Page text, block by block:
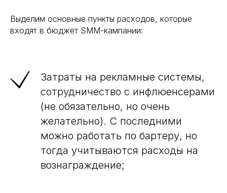
Выделим основные пункты расходов, которые
входят в бюджет SMM-кампании:
Затраты на рекламные системы,
сотрудничество с инфлюенсерами
(не обязательно, но очень
желательно). С последними
можно работать по бартеру, но
тогда учитываются расходы на
вознаграждение;